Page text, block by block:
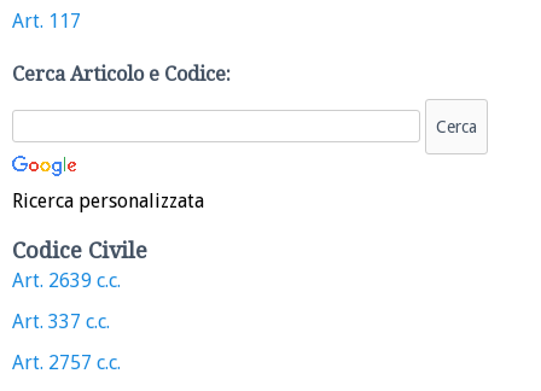
Art. 117
Cerca Articolo e Codice:
Ricerca personalizzata
Codice Civile
Art. 2639 c.c.
Art. 337 c.c.
Art. 2757 c.c.